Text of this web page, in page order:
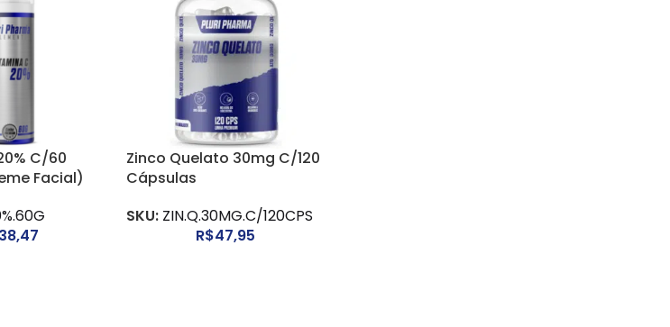
C/60
Facial)
38,47
Zinco Quelato 30mg C/120
Cápsulas
SKU: ZIN.Q.30MG.C/120CPS
R$47,95